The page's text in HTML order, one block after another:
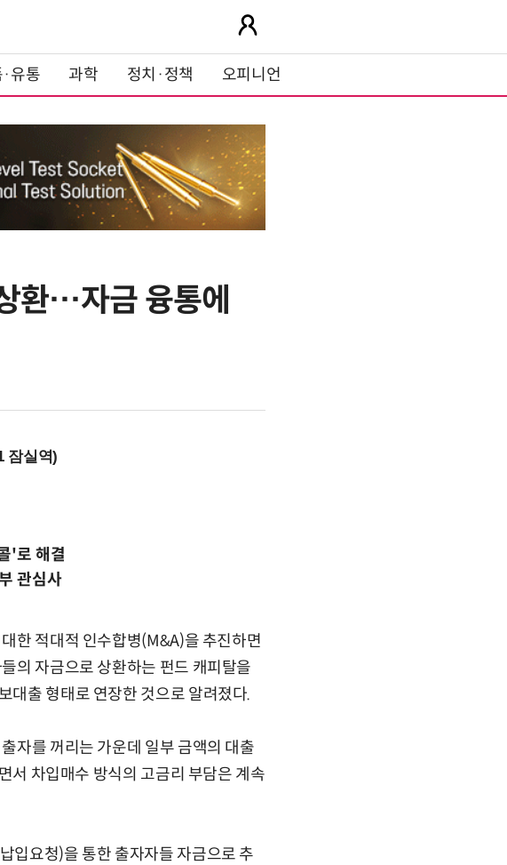
유통 과학 정치·정책 오피니언
환…자금 융통에
잠실역)
'로 해결
관심사
한 적대적 인수합병(M&A)을 추진하면
의 자금으로 상환하는 펀드 캐피탈을
대출 형태로 연장한 것으로 알려졌다.
자를 꺼리는 가운데 일부 금액의 대출
서 차입매수 방식의 고금리 부담은 계속
입요청)을 통한 출자자들 자금으로 추